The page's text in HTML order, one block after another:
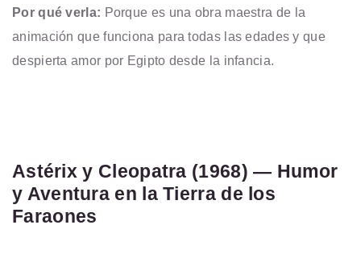
Por qué verla: Porque es una obra maestra de la
animación que funciona para todas las edades y que
despierta amor por Egipto desde la infancia.
Astérix y Cleopatra (1968) — Humor
y Aventura en la Tierra de los
Faraones